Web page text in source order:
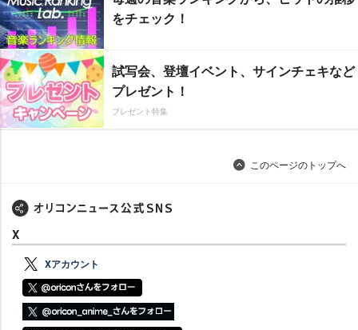
をチェック！
試写会、登壇イベント、サインチェキなど
プレゼント！
プレゼント特集
このページのトップへ
X
Xアカウント